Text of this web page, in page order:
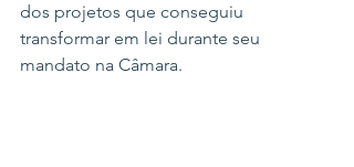
dos projetos que conseguiu
transformar em lei durante seu
mandato na Câmara.